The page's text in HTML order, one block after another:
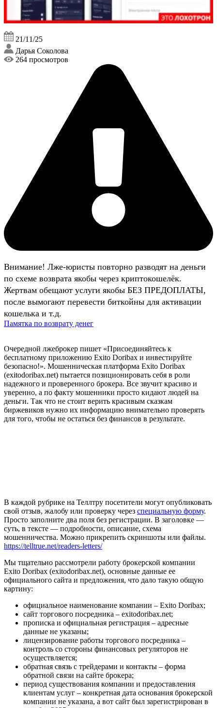
21/11/25
Дарья Соколова
264 просмотров
Внимание! Лже-юристы повторно разводят на деньги
по схеме возврата якобы через криптокошелёк.
Жертвам обещают услуги якобы БЕЗ ПРЕДОПЛАТЫ,
после вымогают перевести биткойны для активации
кошелька и т.д.
Памятка по возврату денег
Очередной лжеброкер пишет «Присоединяйтесь к
бесплатному приложению Exito Doribax и инвестируйте
безопасно!». Мошенническая платформа Exito Doribax
(exitodoribax.net) пытается позиционировать себя в роли
надежного и проверенного брокера. Все звучит красиво и
уверенно, а по факту мошенники просто кидают людей на
деньги. Так что не стоит верить красивым сказкам
биржевиков нужно их информацию внимательно проверять
для того, чтобы не остаться без финансов в результате.
В каждой рубрике на Теллтру посетители могут опубликовать
свой отзыв, жалобу или проверку через специальную форму.
Просто заполните два поля без регистрации. В заголовке —
суть, в тексте — подробности, описание, схема
мошенничества. Можно прикрепить скриншоты или файлы.
https://telltrue.net/readers-letters/
Мы тщательно рассмотрели работу брокерской компании
Exito Doribax (exitodoribax.net), основные данные ее
официального сайта и предложения, что дало такую общую
картину:
официальное наименование компании – Exito Doribax;
сайт торгового посредника – exitodoribax.net;
прописка и официальная регистрация – адресные
данные не указаны;
лицензирование работы торгового посредника –
контроль со стороны финансовых регуляторов не
осуществляется;
обратная связь с трейдерами и контакты – форма
обратной связи на сайте брокера;
период существования компании и предоставления
клиентам услуг – конкретная дата основания брокерской
компании не указана, а вот сайт был зарегистрирован в